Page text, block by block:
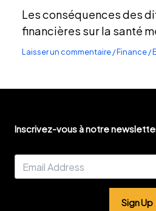
Les conséquences des
financières sur la santé
Laisser un commentaire/Finance/
Inscrivez-vous à notre
Sign Up